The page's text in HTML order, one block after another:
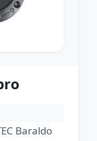
Baraldo